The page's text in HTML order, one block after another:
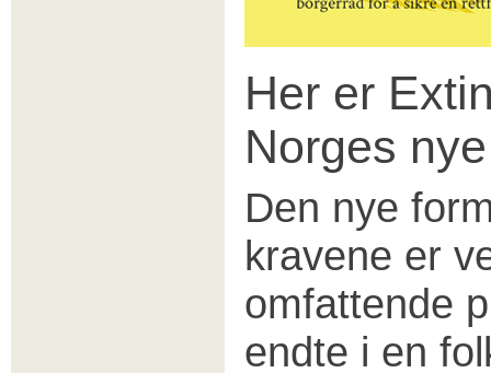
Her er
Norges
Den nye
kravene er
omfattende
endte i en